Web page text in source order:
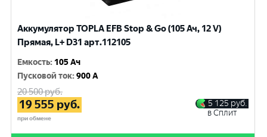
Аккумулятор TOPLA EFB Stop & Go (105 Ач, 12 V)
Прямая, L+ D31 арт.112105
Емкость: 105 Ач
Пусковой ток:900 A
20 500руб.
19 555 руб.
при обмене
5 125 руб.
в Сплит